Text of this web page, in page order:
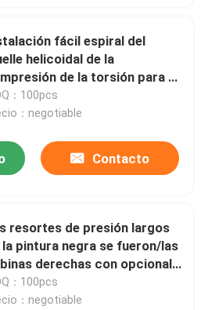
fácil espiral del
helicoidal de la
de la torsión para el
eléctrico
：100pcs
：negotiable
Contacto
resortes de presión largos
la pintura negra se fueron/las
derechas con opcional
：100pcs
：negotiable